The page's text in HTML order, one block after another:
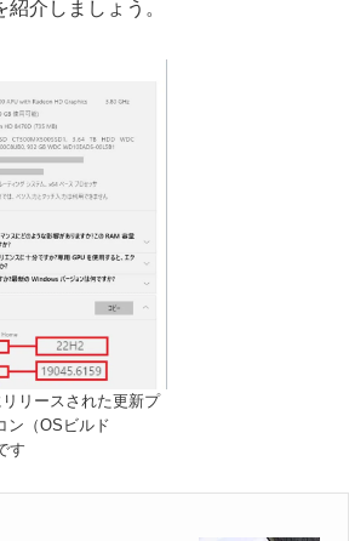
介しましょう。
リースされた更新プ
ン（OSビルド
す